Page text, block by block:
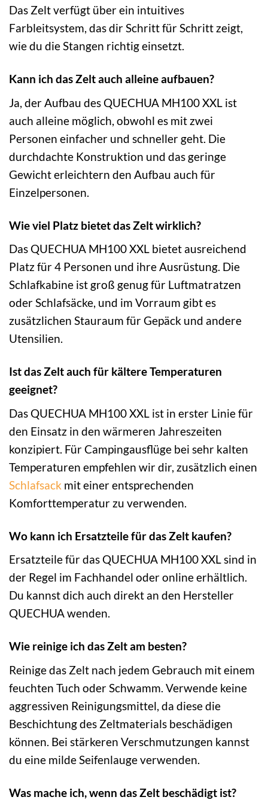
Das Zelt verfügt über ein intuitives
Farbleitsystem, das dir Schritt für Schritt zeigt,
wie du die Stangen richtig einsetzt.
Kann ich das Zelt auch alleine aufbauen?
Ja, der Aufbau des QUECHUA MH100 XXL ist
auch alleine möglich, obwohl es mit zwei
Personen einfacher und schneller geht. Die
durchdachte Konstruktion und das geringe
Gewicht erleichtern den Aufbau auch für
Einzelpersonen.
Wie viel Platz bietet das Zelt wirklich?
Das QUECHUA MH100 XXL bietet ausreichend
Platz für 4 Personen und ihre Ausrüstung. Die
Schlafkabine ist groß genug für Luftmatratzen
oder Schlafsäcke, und im Vorraum gibt es
zusätzlichen Stauraum für Gepäck und andere
Utensilien.
Ist das Zelt auch für kältere Temperaturen
geeignet?
Das QUECHUA MH100 XXL ist in erster Linie für
den Einsatz in den wärmeren Jahreszeiten
konzipiert. Für Campingausflüge bei sehr kalten
Temperaturen empfehlen wir dir, zusätzlich einen
Schlafsack mit einer entsprechenden
Komforttemperatur zu verwenden.
Wo kann ich Ersatzteile für das Zelt kaufen?
Ersatzteile für das QUECHUA MH100 XXL sind in
der Regel im Fachhandel oder online erhältlich.
Du kannst dich auch direkt an den Hersteller
QUECHUA wenden.
Wie reinige ich das Zelt am besten?
Reinige das Zelt nach jedem Gebrauch mit einem
feuchten Tuch oder Schwamm. Verwende keine
aggressiven Reinigungsmittel, da diese die
Beschichtung des Zeltmaterials beschädigen
können. Bei stärkeren Verschmutzungen kannst
du eine milde Seifenlauge verwenden.
Was mache ich, wenn das Zelt beschädigt ist?